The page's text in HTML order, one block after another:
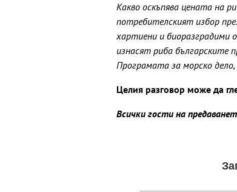
Какво оскъпява цената на
потребителският избор
хартиени и биоразградими
изнасят риба българските
Програмата за морско
Целия разговор може да
Всички гости на